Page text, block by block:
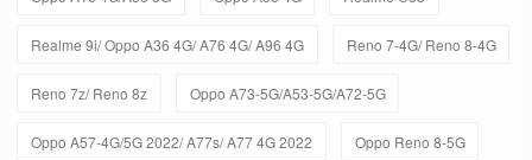
Realme 9i/ Oppo A36 4G/ A76 4G/ A96 4G Reno 7-4G/ Reno 8-4G
Reno 7z/ Reno 8z Oppo A73-5G/A53-5G/A72-5G
Oppo A57-4G/5G 2022/ A77s/ A77 4G 2022 Oppo Reno 8-5G